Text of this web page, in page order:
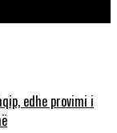
edhe provimi i